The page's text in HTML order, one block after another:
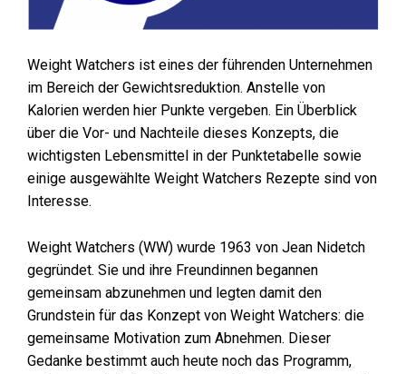
Weight Watchers ist eines der führenden Unternehmen
im Bereich der Gewichtsreduktion. Anstelle von
Kalorien werden hier Punkte vergeben. Ein Überblick
über die Vor- und Nachteile dieses Konzepts, die
wichtigsten Lebensmittel in der Punktetabelle sowie
einige ausgewählte Weight Watchers Rezepte sind von
Interesse.
Weight Watchers (WW) wurde 1963 von Jean Nidetch
gegründet. Sie und ihre Freundinnen begannen
gemeinsam abzunehmen und legten damit den
Grundstein für das Konzept von Weight Watchers: die
gemeinsame Motivation zum Abnehmen. Dieser
Gedanke bestimmt auch heute noch das Programm,